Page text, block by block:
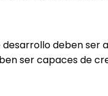
desarrollo deben ser
ser capaces de